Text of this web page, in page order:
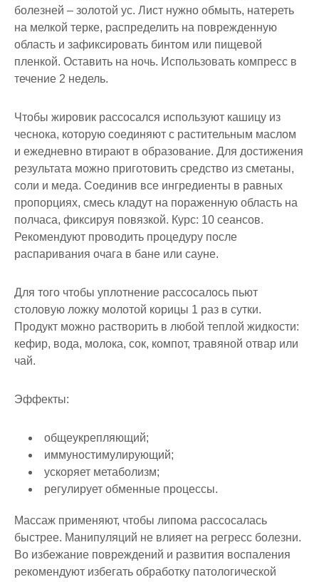
болезней – золотой ус. Лист нужно обмыть, натереть
на мелкой терке, распределить на поврежденную
область и зафиксировать бинтом или пищевой
пленкой. Оставить на ночь. Использовать компресс в
течение 2 недель.
Чтобы жировик рассосался используют кашицу из
чеснока, которую соединяют с растительным маслом
и ежедневно втирают в образование. Для достижения
результата можно приготовить средство из сметаны,
соли и меда. Соединив все ингредиенты в равных
пропорциях, смесь кладут на пораженную область на
полчаса, фиксируя повязкой. Курс: 10 сеансов.
Рекомендуют проводить процедуру после
распаривания очага в бане или сауне.
Для того чтобы уплотнение рассосалось пьют
столовую ложку молотой корицы 1 раз в сутки.
Продукт можно растворить в любой теплой жидкости:
кефир, вода, молока, сок, компот, травяной отвар или
чай.
Эффекты:
общеукрепляющий;
иммуностимулирующий;
ускоряет метаболизм;
регулирует обменные процессы.
Массаж применяют, чтобы липома рассосалась
быстрее. Манипуляций не влияет на регресс болезни.
Во избежание повреждений и развития воспаления
рекомендуют избегать обработку патологической